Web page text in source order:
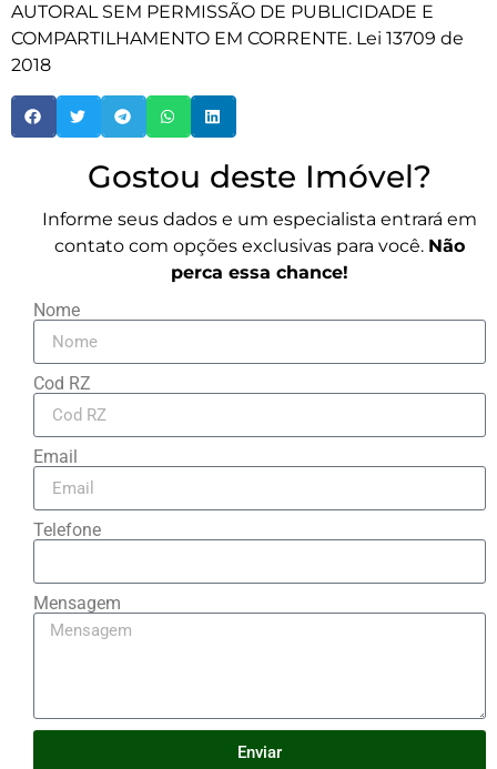
AUTORAL SEM PERMISSÃO DE PUBLICIDADE E
COMPARTILHAMENTO EM CORRENTE. Lei 13709 de
2018
Gostou deste Imóvel?
Informe seus dados e um especialista entrará em
contato com opções exclusivas para você. Não
perca essa chance!
Nome
Cod RZ
Email
Telefone
Mensagem
Enviar